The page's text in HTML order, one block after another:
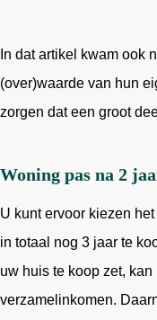
In dat artikel kwam ook
(over)waarde van hun
zorgen dat een groot
Woning pas na 2
U kunt ervoor kiezen
in totaal nog 3 jaar te
uw huis te koop zet,
verzamelinkomen.